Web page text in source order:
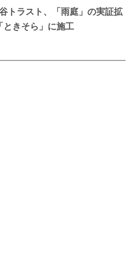
トラスト、「雨庭」の実証拡
きそら」に施工